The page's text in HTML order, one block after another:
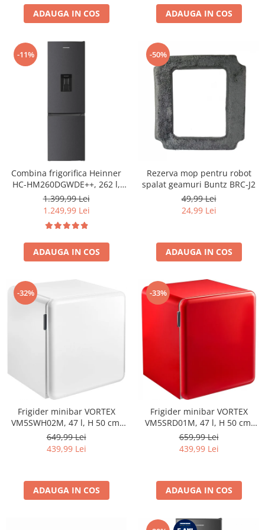
ADAUGA IN COS ADAUGA IN COS
-11%
Combina frigorifica Heinner
HC-HM260DGWDE++, 262 l,
Clasa E, Dozator de apa,
Control electronic cu
LED, 3 rafturi din sticla
frigider, 3 sertare congelator,
Usa reversibila
1.399,99 Lei
1.249,99 Lei
ADAUGA IN COS
-50%
Rezerva mop pentru robot
spalat geamuri Buntz BRC-J2
49,99 Lei
24,99 Lei
ADAUGA IN COS
-32%
Frigider minibar VORTEX
VM5SWH02M, 47 l, H 50 cm,
Clasa E, alb
649,99 Lei
439,99 Lei
ADAUGA IN COS
-33%
Frigider minibar VORTEX
VM5SRD01M, 47 l, H 50 cm,
Clasa E, rosu
659,99 Lei
439,99 Lei
ADAUGA IN COS